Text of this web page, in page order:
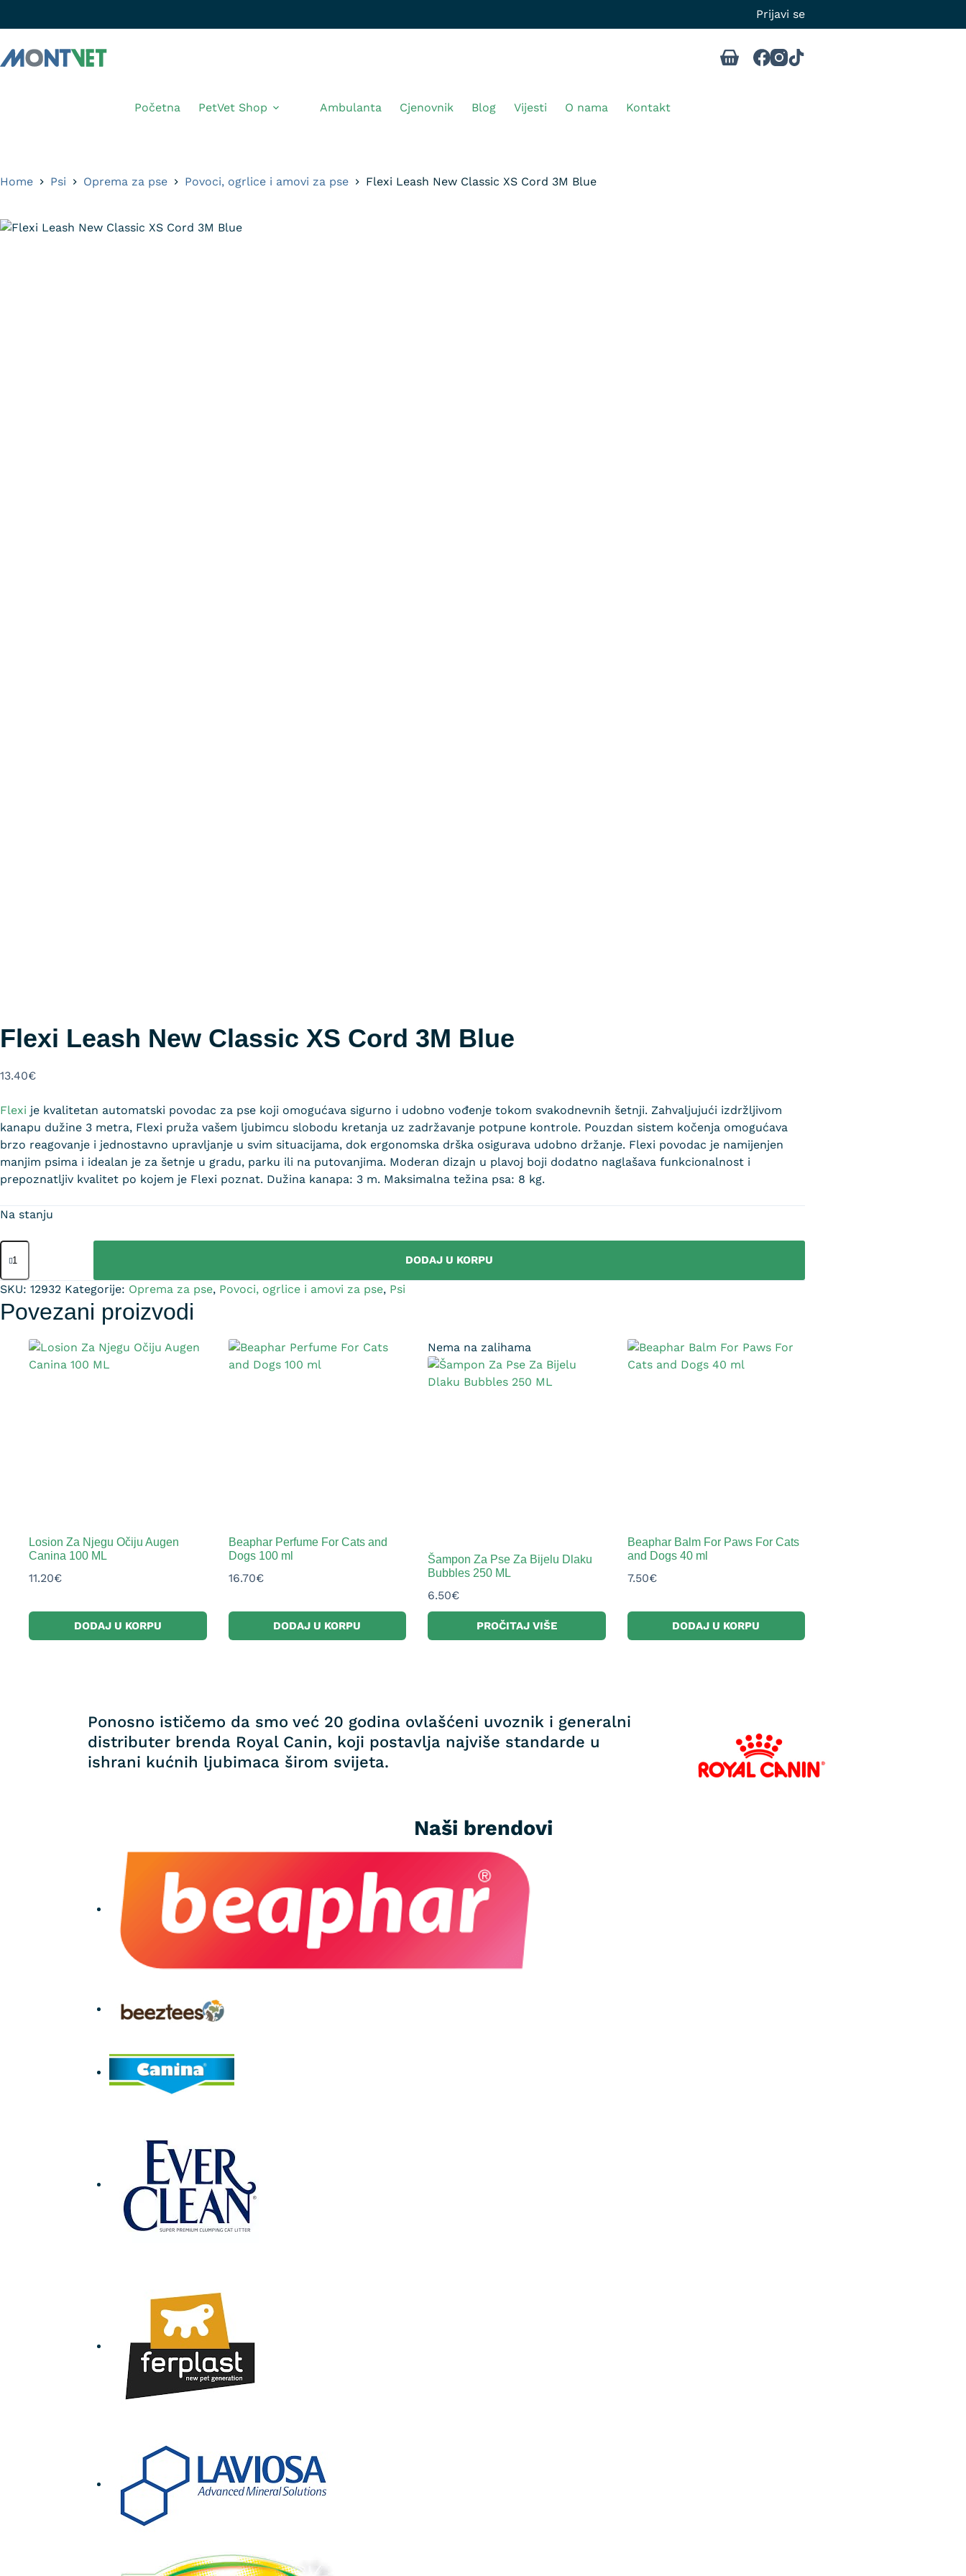
Prijavi se
Početna PetVet Shop Ambulanta Cjenovnik Blog Vijesti O nama Kontakt
Home Psi Oprema za pse Povoci, ogrlice i amovi za pse Flexi Leash New Classic XS Cord 3M Blue
Flexi Leash New Classic XS Cord 3M Blue
13.40€
Flexi je kvalitetan automatski povodac za pse koji omogućava sigurno i udobno vođenje tokom svakodnevnih šetnji. Zahvaljujući izdržljivom
kanapu dužine 3 metra, Flexi pruža vašem ljubimcu slobodu kretanja uz zadržavanje potpune kontrole. Pouzdan sistem kočenja omogućava
brzo reagovanje i jednostavno upravljanje u svim situacijama, dok ergonomska drška osigurava udobno držanje. Flexi povodac je namijenjen
manjim psima i idealan je za šetnje u gradu, parku ili na putovanjima. Moderan dizajn u plavoj boji dodatno naglašava funkcionalnost i
prepoznatljiv kvalitet po kojem je Flexi poznat. Dužina kanapa: 3 m. Maksimalna težina psa: 8 kg.
Na stanju
DODAJ U KORPU
SKU: 12932 Kategorije: Oprema za pse, Povoci, ogrlice i amovi za pse, Psi
Povezani proizvodi
Losion Za Njegu Očiju Augen
Canina 100 ML
11.20€
DODAJ U KORPU
Beaphar Perfume For Cats and
Dogs 100 ml
16.70€
DODAJ U KORPU
Nema na zalihama
Šampon Za Pse Za Bijelu Dlaku
Bubbles 250 ML
6.50€
PROČITAJ VIŠE
Beaphar Balm For Paws For Cats
and Dogs 40 ml
7.50€
DODAJ U KORPU
Ponosno ističemo da smo već 20 godina ovlašćeni uvoznik i generalni
distributer brenda Royal Canin, koji postavlja najviše standarde u
ishrani kućnih ljubimaca širom svijeta.
Naši brendovi